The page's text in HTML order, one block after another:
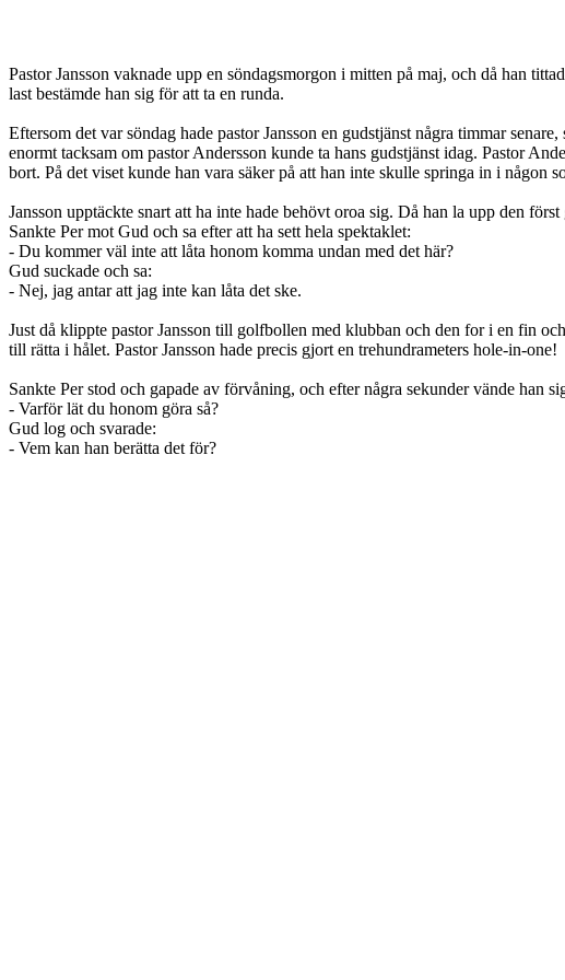
Pastor Jansson vaknade upp en söndagsmorgon i mitten på maj, och då han
last bestämde han sig för att ta en runda.
Eftersom det var söndag hade pastor Jansson en gudstjänst några timmar
enormt tacksam om pastor Andersson kunde ta hans gudstjänst idag. Pastor
bort. På det viset kunde han vara säker på att han inte skulle springa in i någon
Jansson upptäckte snart att ha inte hade behövt oroa sig. Då han la upp den
Sankte Per mot Gud och sa efter att ha sett hela spektaklet:
- Du kommer väl inte att låta honom komma undan med det här?
Gud suckade och sa:
- Nej, jag antar att jag inte kan låta det ske.
Just då klippte pastor Jansson till golfbollen med klubban och den for i en fin
till rätta i hålet. Pastor Jansson hade precis gjort en trehundrameters hole-in-one!
Sankte Per stod och gapade av förvåning, och efter några sekunder vände han
- Varför lät du honom göra så?
Gud log och svarade:
- Vem kan han berätta det för?